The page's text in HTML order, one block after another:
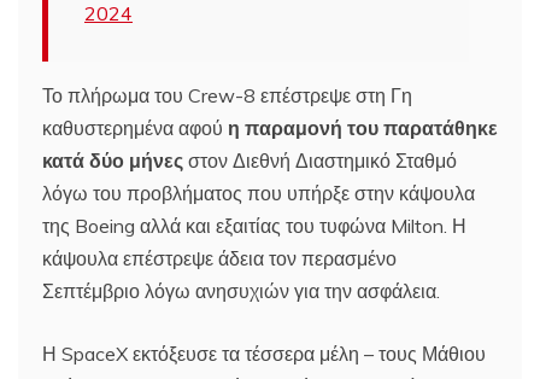
2024
Το πλήρωμα του Crew-8 επέστρεψε στη Γη
καθυστερημένα αφού η παραμονή του παρατάθηκε
κατά δύο μήνες στον Διεθνή Διαστημικό Σταθμό
λόγω του προβλήματος που υπήρξε στην κάψουλα
της Boeing αλλά και εξαιτίας του τυφώνα Milton. Η
κάψουλα επέστρεψε άδεια τον περασμένο
Σεπτέμβριο λόγω ανησυχιών για την ασφάλεια.
Η SpaceX εκτόξευσε τα τέσσερα μέλη – τους Μάθιου